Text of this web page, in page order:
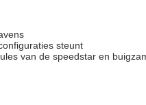
steunt
van de speedstar en